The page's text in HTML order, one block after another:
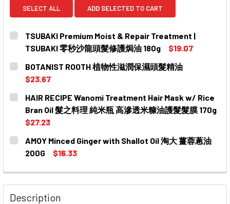
SELECT ALL ADD SELECTED TO CART
TSUBAKI Premium Moist & Repair Treatment |
TSUBAKI 零秒沙龍頭髮修護焗油 180g
$19.07
CURRENT
STOCK:
QUANTITY:
DECREASE QUANTITY OF TSUBAKI PREMIUM MOIST &
BOTANIST ROOTH 植物性滋潤保濕頭髮精油
$23.67
CURRENT
STOCK:
QUANTITY:
DECREASE QUANTITY OF BOTANIST ROOTH 植物性滋潤保
INCREASE QUANTITY OF BOTANIST ROOTH 植
HAIR RECIPE Wanomi Treatment Hair Mask w/ Rice
Bran Oil 髮之料理 純米瓶 高滲透米糠油護髮髮膜 170g
$27.23
CURRENT
STOCK:
QUANTITY:
AMOY Minced Ginger with Shallot Oil 淘大 薑蓉蔥油
200G
$16.33
Description